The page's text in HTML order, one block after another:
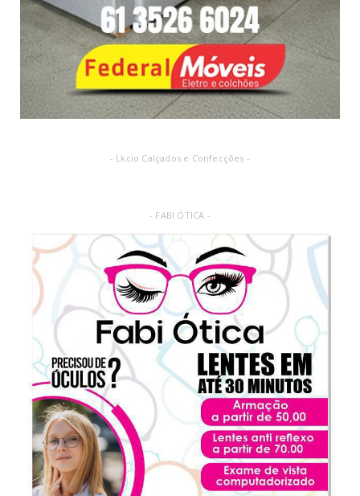
- Lkcio Calçados e Confecções -
- FABI ÓTICA -